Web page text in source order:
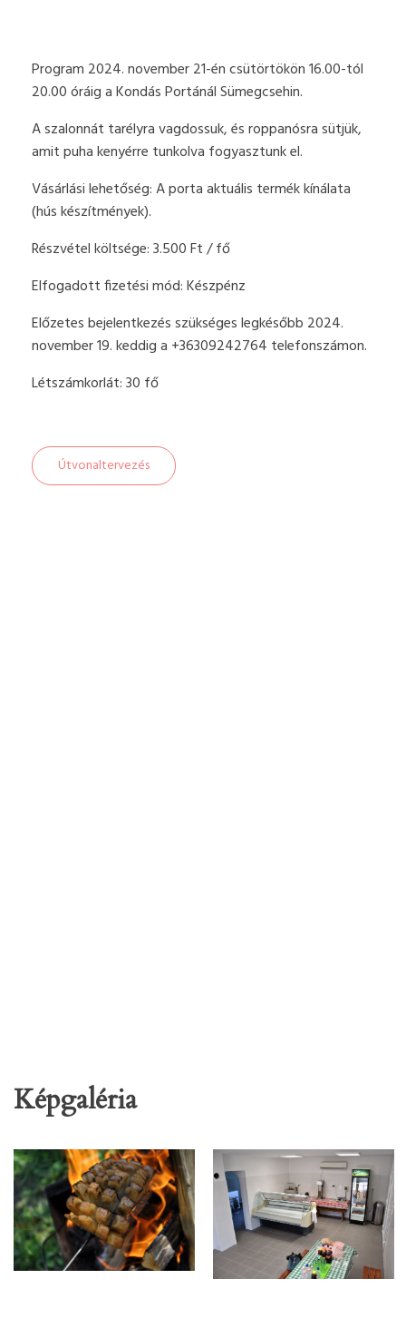
Program 2024. november 21-én csütörtökön 16.00-tól
20.00 óráig a Kondás Portánál Sümegcsehin.
A szalonnát tarélyra vagdossuk, és roppanósra sütjük,
amit puha kenyérre tunkolva fogyasztunk el.
Vásárlási lehetőség: A porta aktuális termék kínálata
(hús készítmények).
Részvétel költsége: 3.500 Ft / fő
Elfogadott fizetési mód: Készpénz
Előzetes bejelentkezés szükséges legkésőbb 2024.
november 19. keddig a +36309242764 telefonszámon.
Létszámkorlát: 30 fő
Útvonaltervezés
Képgaléria